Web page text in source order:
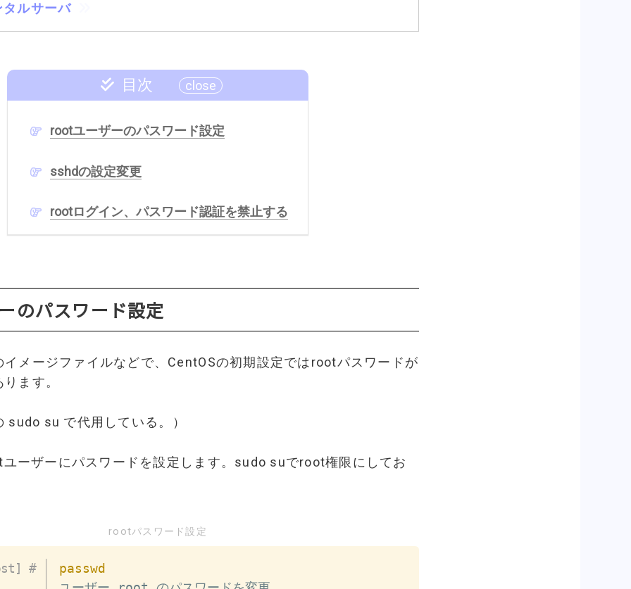
タルサーバ
目次
rootユーザーのパスワード設定
sshdの設定変更
rootログイン、パスワード認証を禁止する
のパスワード設定
イメージファイルなどで、CentOSの初期設定ではrootパスワードが
ます。
sudo su で代用している。）
ーザーにパスワードを設定します。sudo suでroot権限にしてお
rootパスワード設定
passwd